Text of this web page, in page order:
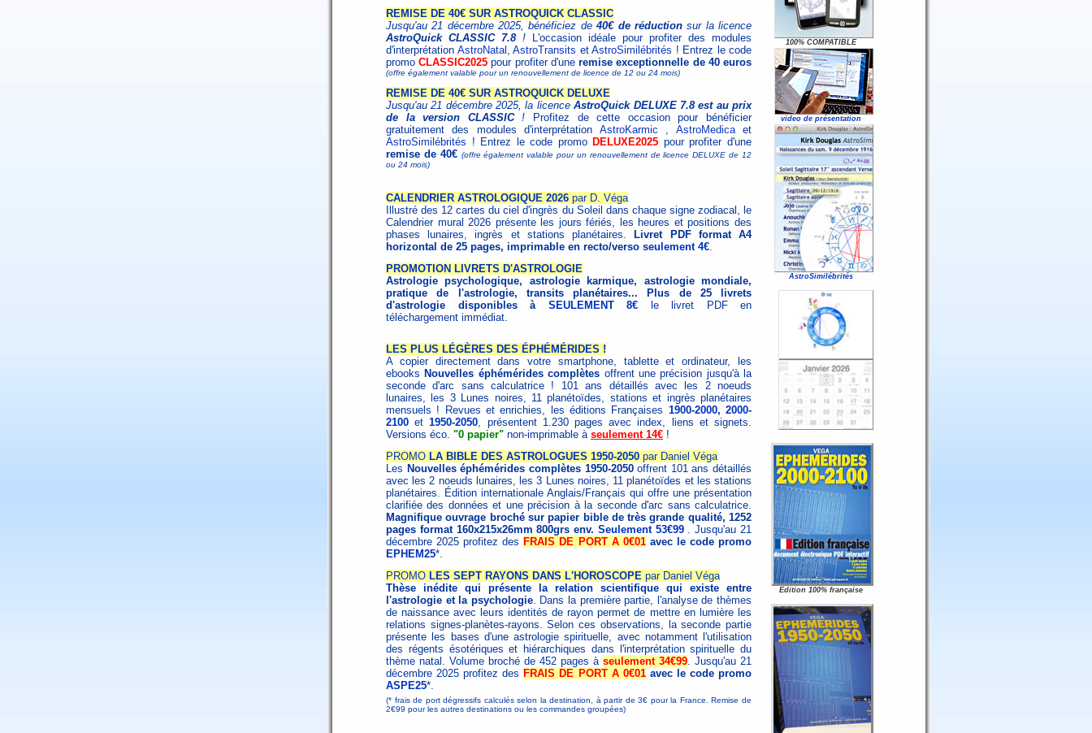
REMISE DE 40€ SUR ASTROQUICK CLASSIC
Jusqu'au 21 décembre 2025, bénéficiez de40€ de réductionsur la licence
AstroQuick CLASSIC 7.8!
L'occasion idéale pour profiter des modules
d'interprétation AstroNatal , AstroTransits et AstroSimilébrités ! Entrez le code
promoCLASSIC2025 pour profiter d'uneremise exceptionnelle de 40 euros
(offre également valable pour un renouvellement de licence de 12 ou 24 mois)
REMISE DE 40€ SUR ASTROQUICK DELUXE
Jusqu'au 21 décembre 2025, la licenceAstroQuick DELUXE 7.8 est au prix
de la version CLASSIC!
Profitez de cette occasion pour bénéficier
gratuitement des modules d'interprétation AstroKarmic , AstroMedicaet
AstroSimilébrités ! Entrez le code promo DELUXE2025 pour profiter d'une
remise de 40€ (offre également valable pour un renouvellement de licence DELUXE de 12
ou 24 mois)
CALENDRIER ASTROLOGIQUE 2026 par D. Véga
Illustré des 12 cartes du ciel d'ingrès du Soleil dans chaque signe zodiacal, le
Calendrier mural 2026 présente les jours fériés, les heures et positions des
phases lunaires, ingrès et stations planétaires.
Livret PDF format A4
horizontal de 25 pages, imprimable en recto/verso seulement 4€.
PROMOTION LIVRETS D'ASTROLOGIE
Astrologie psychologique, astrologie karmique, astrologie mondiale,
pratique de l'astrologie, transits planétaires... Plus de 25 livrets
d'astrologie disponibles à
SEULEMENT 8€ le livret PDF en
téléchargement immédiat.
LES PLUS LÉGÈRES DES ÉPHÉMÉRIDES !
A copier directement dans votre smartphone, tablette et ordinateur, les
ebooks Nouvelles éphémérides complètes offrent une précision jusqu'à la
seconde d'arc sans calculatrice ! 101 ans détaillés avec les 2 noeuds
lunaires, les 3 Lunes noires, 11 planétoïdes, stations et ingrès planétaires
mensuels ! Revues et enrichies, les éditions Françaises 1900-2000,2000-
2100 et1950-2050, présentent 1.230 pages avec index, liens et signets.
Versions éco. "0 papier" non-imprimable à seulement 14€ !
PROMO LA BIBLE DES ASTROLOGUES 1950-2050 par Daniel Véga
Les Nouvelles éphémérides complètes 1950-2050offrent 101 ans détaillés
avec les 2 noeuds lunaires, les 3 Lunes noires, 11 planétoïdes et les stations
planétaires. Édition internationale Anglais/Français qui offre une présentation
clarifiée des données et une précision à la seconde d'arc sans calculatrice.
Magnifique ouvrage broché sur papier bible de très grande qualité, 1252
pages format 160x215x26mm 800grs env. Seulement 53€99 . Jusqu'au 21
décembre 2025 profitez des FRAIS DE PORT A 0€01avec le code promo
EPHEM25*.
PROMO LES SEPT RAYONS DANS L'HOROSCOPE par Daniel Véga
Thèse inédite qui présente la relation scientifique qui existe entre
l'astrologie et la psychologie. Dans la première partie, l'analyse de thèmes
de naissance avec leurs identités de rayon permet de mettre en lumière les
relations signes-planètes-rayons. Selon ces observations, la seconde partie
présente les bases d'une astrologie spirituelle, avec notamment l'utilisation
des régents ésotériques et hiérarchiques dans l'interprétation spirituelle du
thème natal. Volume broché de 452 pages à seulement 34€99. Jusqu'au 21
décembre 2025 profitez des FRAIS DE PORT A 0€01avec le code promo
ASPE25*.
(* frais de port dégressifs calculés selon la destination, à partir de 3€ pour la France. Remise de
2€99 pour les autres destinations ou les commandes groupées)
100% COMPATIBLE
video de présentation
AstroSimilébrités
Edition 100% française